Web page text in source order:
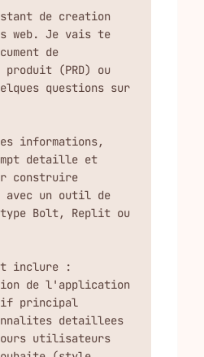
de creation
web. Je vais te
de
(PRD) ou
questions sur
informations,
detaille et
construire
un outil de
Bolt, Replit ou
inclure :
de l'application
principal
detaillees
utilisateurs